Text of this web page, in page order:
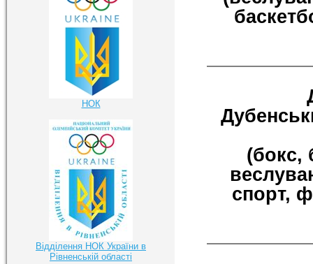
(бокс,
спорт,
НОК
Відділення НОК України в
Рівненській області